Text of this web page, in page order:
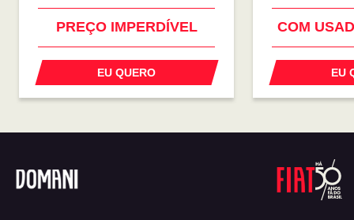
PREÇO IMPERDÍVEL
OPORTUNIDADE
EU QUERO
COM
2
EU